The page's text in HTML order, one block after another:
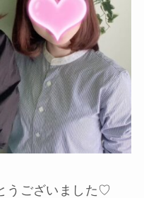
うございました♡